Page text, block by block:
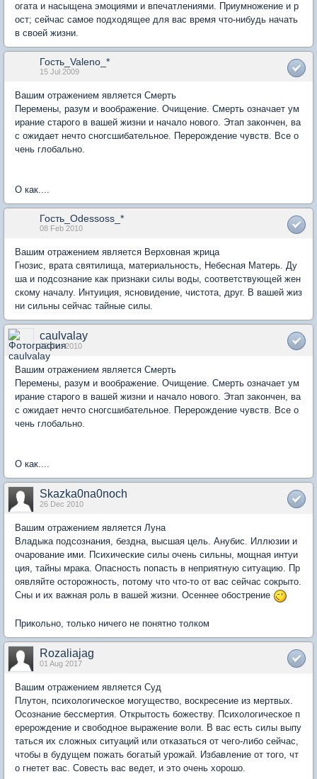
огата и насыщена эмоциями и впечатлениями. Приумножение и р
ост; сейчас самое подходящее для вас время что-нибудь начать
в своей жизни.
Гость_Valeno_*
15 Jul 2009
Вашим отражением является Смерть
Перемены, разум и воображение. Очищение. Смерть означает ум
ирание старого в вашей жизни и начало нового. Этап закончен, ва
с ожидает нечто сногсшибательное. Перерождение чувств. Все о
чень глобально.
О как....
Гость_Odessoss_*
08 Feb 2010
Вашим отражением является Верховная жрица
Гнозис, врата святилища, материальность, Небесная Матерь. Ду
ша и подсознание как признаки силы воды, соответствующей жен
скому началу. Интуиция, ясновидение, чистота, друг. В вашей жиз
ни сильны сейчас тайные силы.
caulvalay
22 Oct 2010
Вашим отражением является Смерть
Перемены, разум и воображение. Очищение. Смерть означает ум
ирание старого в вашей жизни и начало нового. Этап закончен, ва
с ожидает нечто сногсшибательное. Перерождение чувств. Все о
чень глобально.
О как....
Skazka0na0noch
26 Dec 2010
Вашим отражением является Луна
Владыка подсознания, бездна, высшая цель. Анубис. Иллюзии и
очарование ими. Психические силы очень сильны, мощная интуи
ция, тайны мрака. Опасность попасть в неприятную ситуацию. Пр
оявляйте осторожность, потому что что-то от вас сейчас сокрыто.
Сны и их важная роль в вашей жизни. Осеннее обострение
Прикольно, только ничего не понятно толком
Rozaliajag
01 Aug 2017
Вашим отражением является Суд
Плутон, психологическое могущество, воскресение из мертвых.
Осознание бессмертия. Открытость божеству. Психологическое п
ерерождение и свободное выражение воли. В вас есть силы выпу
таться их сложных ситуаций или отказаться от чего-либо сейчас,
чтобы в будущем пожать богатый урожай. Избавление от того, чт
о гнетет вас. Совесть вас ведет, и это очень хорошо.